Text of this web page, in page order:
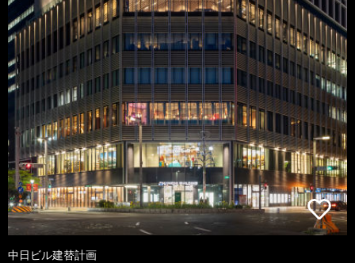
中日ビル建替計画